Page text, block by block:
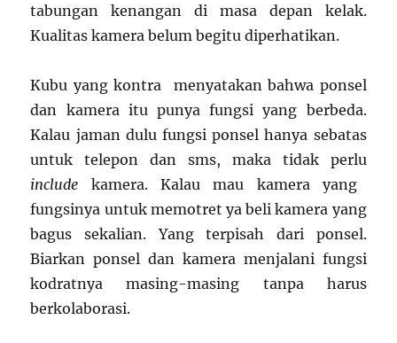
tabungan kenangan di masa depan kelak.
Kualitas kamera belum begitu diperhatikan.
Kubu yang kontra menyatakan bahwa ponsel
dan kamera itu punya fungsi yang berbeda.
Kalau jaman dulu fungsi ponsel hanya sebatas
untuk telepon dan sms, maka tidak perlu
include kamera. Kalau mau kamera yang
fungsinya untuk memotret ya beli kamera yang
bagus sekalian. Yang terpisah dari ponsel.
Biarkan ponsel dan kamera menjalani fungsi
kodratnya masing-masing tanpa harus
berkolaborasi.